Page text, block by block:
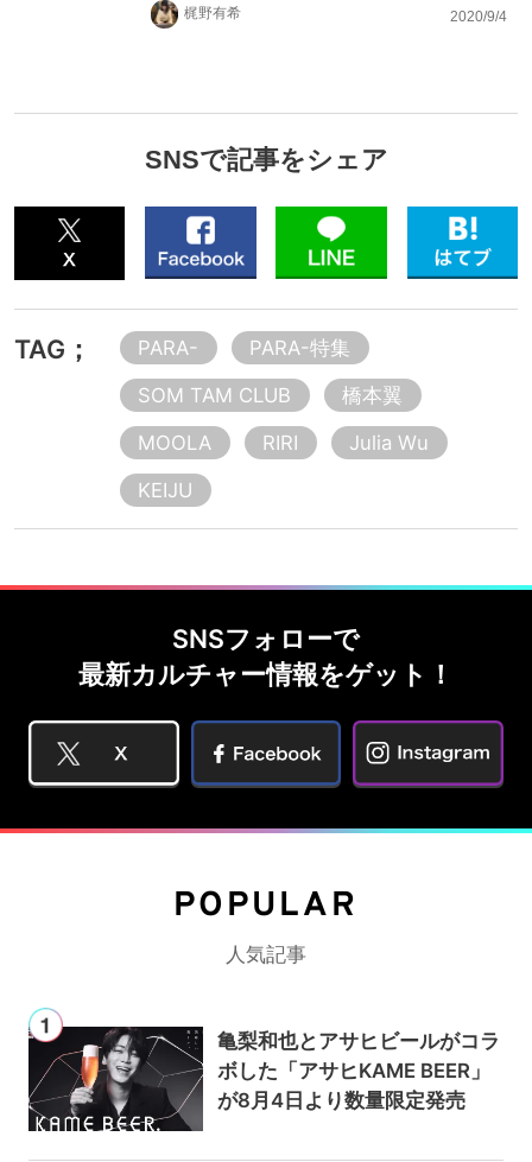
梶野有希 2020/9/4
SNSで記事をシェア
TAG； PARA-
PARA-特集
SOM TAM CLUB
橋本翼
MOOLA
RIRI
Julia Wu
KEIJU
SNSフォローで
最新カルチャー情報をゲット！
POPULAR
人気記事
亀梨和也とアサヒビールがコラ
ボした「アサヒKAME BEER」
が8月4日より数量限定発売